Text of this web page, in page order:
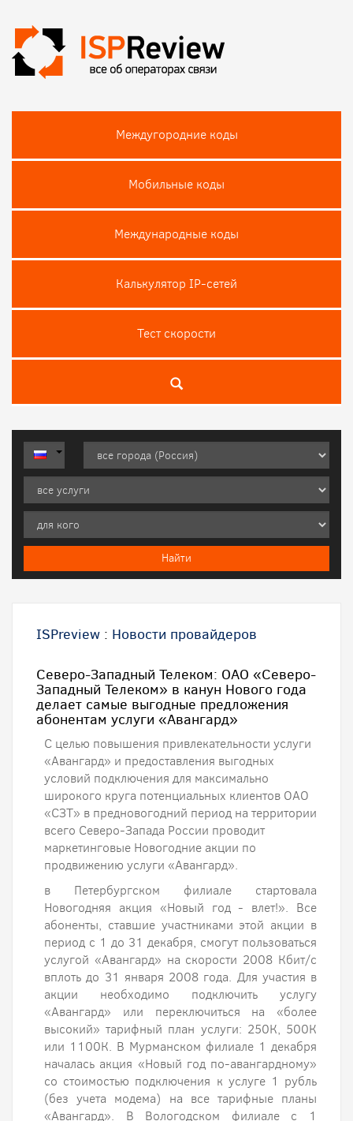
Междугородние коды
Мобильные коды
Международные коды
Калькулятор IP-сетей
Тест скороcти
ISPreview : Новости провайдеров
Северо-Западный Телеком: ОАО «Северо-
Западный Телеком» в канун Нового года
делает самые выгодные предложения
абонентам услуги «Авангард»
С целью повышения привлекательности услуги
«Авангард» и предоставления выгодных
условий подключения для максимально
широкого круга потенциальных клиентов ОАО
«СЗТ» в предновогодний период на территории
всего Северо-Запада России проводит
маркетинговые Новогодние акции по
продвижению услуги «Авангард».
в Петербургском филиале стартовала
Новогодняя акция «Новый год - влет!». Все
абоненты, ставшие участниками этой акции в
период с 1 до 31 декабря, смогут пользоваться
услугой «Авангард» на скорости 2008 Кбит/с
вплоть до 31 января 2008 года. Для участия в
акции необходимо подключить услугу
«Авангард» или переключиться на «более
высокий» тарифный план услуги: 250К, 500К
или 1100К. В Мурманском филиале 1 декабря
началась акция «Новый год по-авангардному»
со стоимостью подключения к услуге 1 рубль
(без учета модема) на все тарифные планы
«Авангард». В Вологодском филиале с 1